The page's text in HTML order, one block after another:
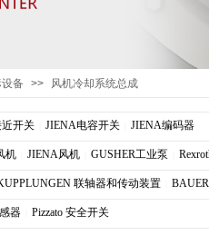
备 >> 风机冷却系统总成
开关 JIENA电容开关 JIENA编码器
机 JIENA风机 GUSHER工业泵
联轴器和传动装置
器 Pizzato 安全开关